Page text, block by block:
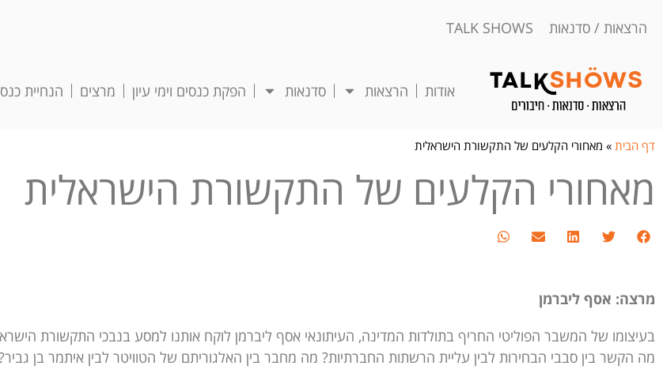
הרצאות / סדנאות TALK SHOWS
אודות הרצאות סדנאות הפקת כנסים וימי עיון מרצים הנחיית
דף הבית » מאחורי הקלעים של התקשורת הישראלית
מאחורי הקלעים של התקשורת הישראלית
מרצה: אסף ליברמן
בעיצומו של המשבר הפוליטי החריף בתולדות המדינה, העיתונאי אסף ליברמן לוקח אותנו למסע בנבכי התקשורת
מה הקשר בין סבבי הבחירות לבין עליית הרשתות החברתיות? מה מחבר בין האלגוריתם של הטוויטר לבין איתמר בן